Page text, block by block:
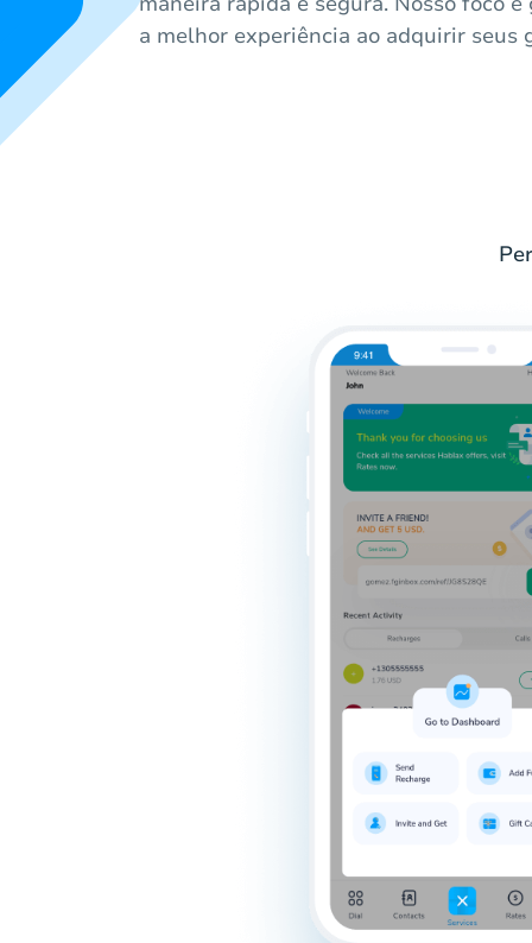
a melhor experiência ao adquirir seus